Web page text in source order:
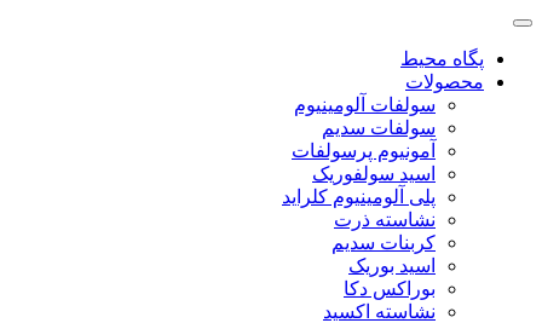
پگاه محیط
محصولات
سولفات آلومینیوم
سولفات سدیم
آمونیوم پرسولفات
اسید سولفوریک
پلی آلومینیوم کلراید
نشاسته ذرت
کربنات سدیم
اسید بوریک
بوراکس دکا
نشاسته اکسید